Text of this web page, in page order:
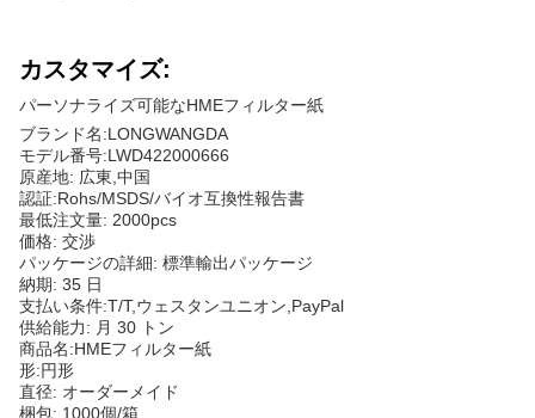
カスタマイズ:
パーソナライズ可能なHMEフィルター紙
ブランド名:LONGWANGDA
モデル番号:LWD422000666
原産地: 広東,中国
認証:Rohs/MSDS/バイオ互換性報告書
最低注文量: 2000pcs
価格: 交渉
パッケージの詳細: 標準輸出パッケージ
納期: 35 日
支払い条件:T/T,ウェスタンユニオン,PayPal
供給能力: 月 30 トン
商品名:HMEフィルター紙
形:円形
直径: オーダーメイド
梱包: 1000個/箱